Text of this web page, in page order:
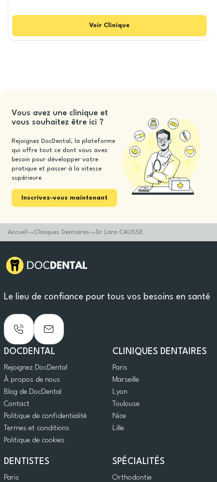
Voir Clinique
Vous avez une clinique et
vous souhaitez être ici ?
Rejoignez DocDental, la plateforme
qui offre tout ce dont vous avez
besoin pour développer votre
pratique et passer à la vitesse
supérieure
Inscrivez-vous maintenant
Accueil Cliniques Dentaires Dr Lara CAUSSE
Le lieu de confiance pour tous vos besoins en santé
DOCDENTAL
Rejoignez DocDental
À propos de nous
Blog de DocDental
Contact
Politique de confidentialité
Termes et conditions
Politique de cookies
CLINIQUES DENTAIRES
Paris
Marseille
Lyon
Toulouse
Nice
Lille
DENTISTES
Paris
SPÉCIALITÉS
Orthodontie